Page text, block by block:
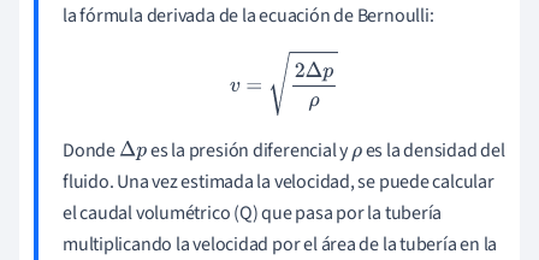
la fórmula derivada de la ecuación de Bernoulli:
Δ pρ
DondeΔp es la presión diferencial yρes la densidad del
fluido. Una vez estimada la velocidad, se puede calcular
el caudal volumétrico (Q) que pasa por la tubería
multiplicando la velocidad por el área de la tubería en la